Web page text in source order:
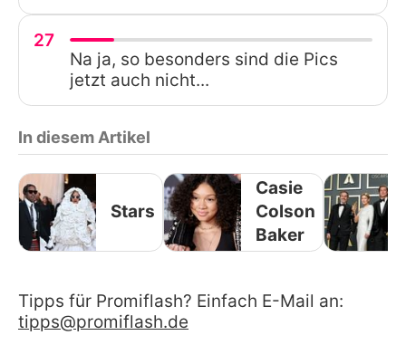
27
Na ja, so besonders sind die Pics
jetzt auch nicht...
In diesem Artikel
Stars
Casie
Colson
Baker
Tipps für Promiflash? Einfach E-Mail an:
tipps@promiflash.de